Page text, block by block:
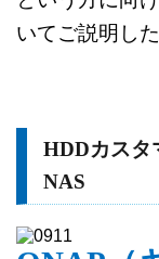
いてご説明し
HDDカスタ
NAS